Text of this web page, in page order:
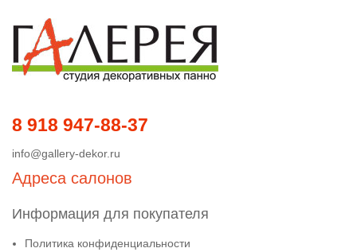
8 918 947-88-37
info@gallery-dekor.ru
Адреса салонов
Информация для покупателя
Политика конфиденциальности